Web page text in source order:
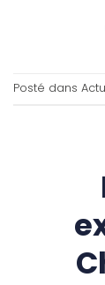
Posté dans